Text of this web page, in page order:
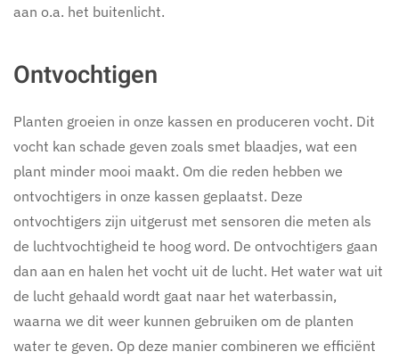
aan o.a. het buitenlicht.
Ontvochtigen
Planten groeien in onze kassen en produceren vocht. Dit
vocht kan schade geven zoals smet blaadjes, wat een
plant minder mooi maakt. Om die reden hebben we
ontvochtigers in onze kassen geplaatst. Deze
ontvochtigers zijn uitgerust met sensoren die meten als
de luchtvochtigheid te hoog word. De ontvochtigers gaan
dan aan en halen het vocht uit de lucht. Het water wat uit
de lucht gehaald wordt gaat naar het waterbassin,
waarna we dit weer kunnen gebruiken om de planten
water te geven. Op deze manier combineren we efficiënt